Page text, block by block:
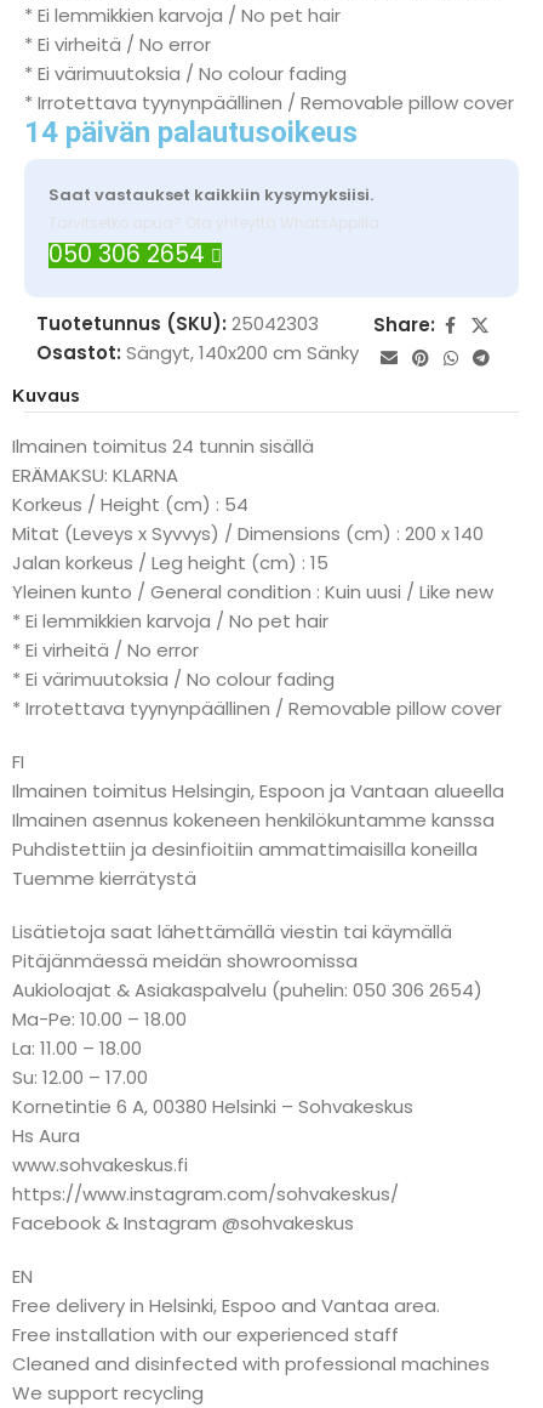
* Ei lemmikkien karvoja / No pet hair
* Ei virheitä / No error
* Ei värimuutoksia / No colour fading
* Irrotettava tyynynpäällinen / Removable pillow cover
14 päivän palautusoikeus
Saat vastaukset kaikkiin kysymyksiisi.
Tarvitsetko apua? Ota yhteyttä WhatsAppilla
050 306 2654
Tuotetunnus (SKU): 25042303
Osastot: Sängyt,140x200 cm Sänky
Share:
Kuvaus
Ilmainen toimitus 24 tunnin sisällä
ERÄMAKSU: KLARNA
Korkeus / Height (cm) : 54
Mitat (Leveys x Syvvys) / Dimensions (cm) : 200 x 140
Jalan korkeus / Leg height (cm) : 15
Yleinen kunto / General condition : Kuin uusi / Like new
* Ei lemmikkien karvoja / No pet hair
* Ei virheitä / No error
* Ei värimuutoksia / No colour fading
* Irrotettava tyynynpäällinen / Removable pillow cover
FI
Ilmainen toimitus Helsingin, Espoon ja Vantaan alueella
Ilmainen asennus kokeneen henkilökuntamme kanssa
Puhdistettiin ja desinfioitiin ammattimaisilla koneilla
Tuemme kierrätystä
Lisätietoja saat lähettämällä viestin tai käymällä
Pitäjänmäessä meidän showroomissa
Aukioloajat & Asiakaspalvelu (puhelin: 050 306 2654)
Ma-Pe: 10.00 – 18.00
La: 11.00 – 18.00
Su: 12.00 – 17.00
Kornetintie 6 A, 00380 Helsinki – Sohvakeskus
Hs Aura
www.sohvakeskus.fi
https://www.instagram.com/sohvakeskus/
Facebook & Instagram @sohvakeskus
EN
Free delivery in Helsinki, Espoo and Vantaa area.
Free installation with our experienced staff
Cleaned and disinfected with professional machines
We support recycling